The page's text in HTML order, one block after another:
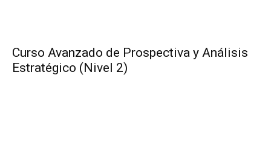
Curso Avanzado de Prospectiva y Análisis
Estratégico (Nivel 2)